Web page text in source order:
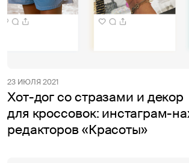
23 ИЮЛЯ 2021
Хот-дог со стразами и декор
для кроссовок: инстаграм-
редакторов «Красоты»